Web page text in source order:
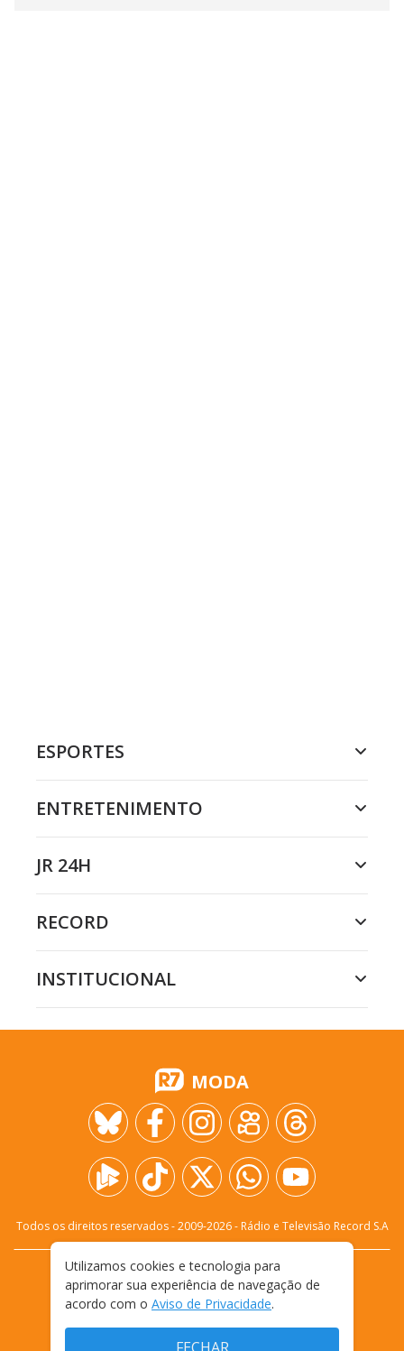
ESPORTES
ENTRETENIMENTO
JR 24H
RECORD
INSTITUCIONAL
MODA
Todos os direitos reservados - 2009-2026- Rádio e Televisão Record S.A
FALE CONOSCO
PRIVACIDADE
TERMOS E CONDIÇÕES DE USO
Utilizamos cookies e tecnologia para
aprimorar sua experiência de navegação de
acordo com o Aviso de Privacidade.